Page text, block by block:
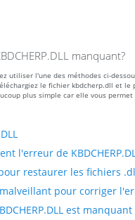
manquant?
utiliser l'une des méthodes ci-
le fichier kbdcherp.dll et
plus simple car elle vous
l'erreur de
restaurer les fichiers
pour corriger
est